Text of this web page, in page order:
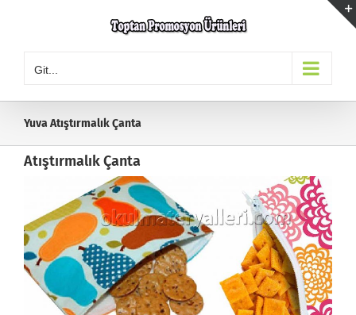
Git...
Yuva Atıştırmalık Çanta
Atıştırmalık Çanta